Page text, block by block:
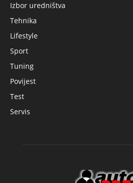
Izbor uredništva
Tehnika
Lifestyle
Sport
Tuning
Povijest
Test
Servis